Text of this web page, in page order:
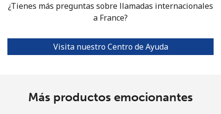
¿Tienes más preguntas sobre llamadas internacionales
a France?
Visita nuestro Centro de Ayuda
Más productos emocionantes